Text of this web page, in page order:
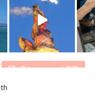
在 Instagram 上追蹤